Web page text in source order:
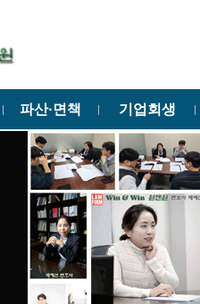
ㅣ 파산·면책 ㅣ 기업회생 ㅣ